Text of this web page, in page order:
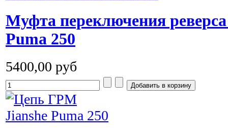
Муфта переключения
Puma 250
5400,00 руб